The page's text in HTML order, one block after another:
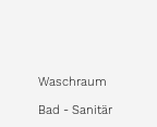
Waschraum
Bad - Sanitär